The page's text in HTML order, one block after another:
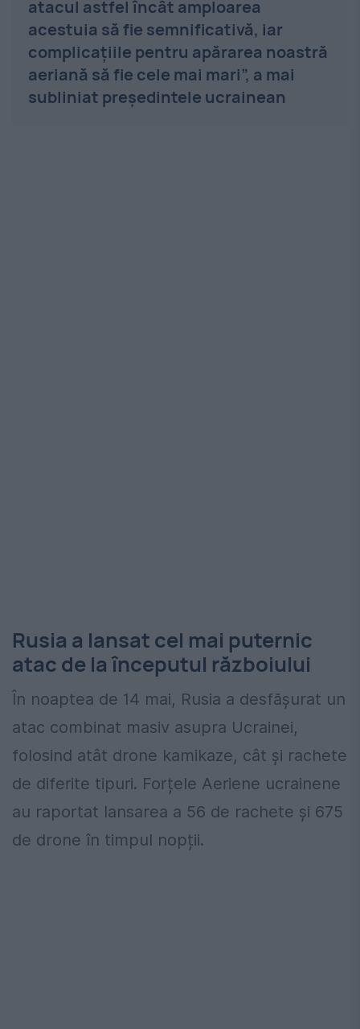
atacul astfel încât amploarea
acestuia să fie semnificativă, iar
complicațiile pentru apărarea noastră
aeriană să fie cele mai mari”, a mai
subliniat președintele ucrainean
Rusia a lansat cel mai puternic
atac de la începutul războiului
În noaptea de 14 mai, Rusia a desfășurat un
atac combinat masiv asupra Ucrainei,
folosind atât drone kamikaze, cât și rachete
de diferite tipuri. Forțele Aeriene ucrainene
au raportat lansarea a 56 de rachete și 675
de drone în timpul nopții.